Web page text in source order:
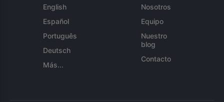
English
Español
Português
Deutsch
Más...
Nosotros
Equipo
Nuestro
blog
Contacto